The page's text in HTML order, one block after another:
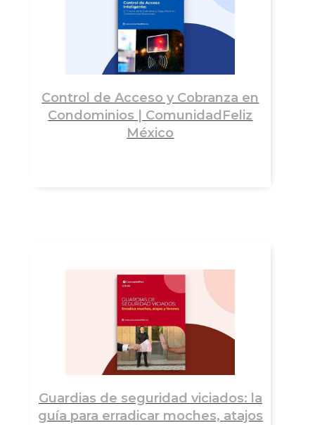
Control de Acceso y Cobranza en
Condominios | ComunidadFeliz
México
Guardias de seguridad viciados: la
guía para erradicar moches, atajos